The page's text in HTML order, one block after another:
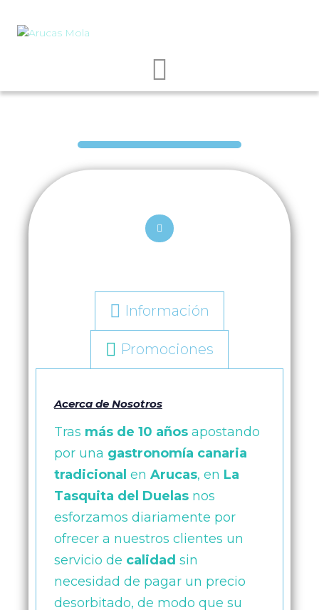
Información
Promociones
Acerca de Nosotros
Tras más de 10 años apostando
por una gastronomía canaria
tradicional en Arucas, en La
Tasquita del Duelas nos
esforzamos diariamente por
ofrecer a nuestros clientes un
servicio de calidad sin
necesidad de pagar un precio
desorbitado, de modo que su